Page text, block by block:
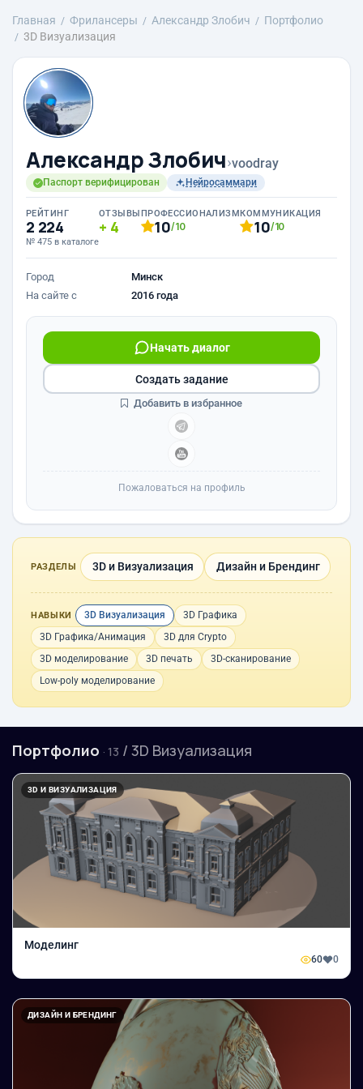
Главная Фрилансеры Александр Злобич
Портфолио
3D Визуализация
Александр Злобич›voodray
Паспорт верифицирован Нейросаммари
РЕЙТИНГ
2 224
№ 475 в каталоге
ОТЗЫВЫ
4
ПРОФЕССИОНАЛИЗМ
10/10
КОММУНИКАЦИЯ
10/10
Город
Минск
На сайте с
2016 года
Начать диалог
Создать задание
Добавить в избранное
Пожаловаться на профиль
РАЗДЕЛЫ 3D и Визуализация Дизайн и Брендинг
НАВЫКИ 3D Визуализация
3D Графика
3D Графика/Анимация
3D для Сrypto
3D моделирование
3D печать
3D-сканирование
Low-poly моделирование
Портфолио · 13 / 3D Визуализация
3D И ВИЗУАЛИЗАЦИЯ
Моделинг
60 0
ДИЗАЙН И БРЕНДИНГ